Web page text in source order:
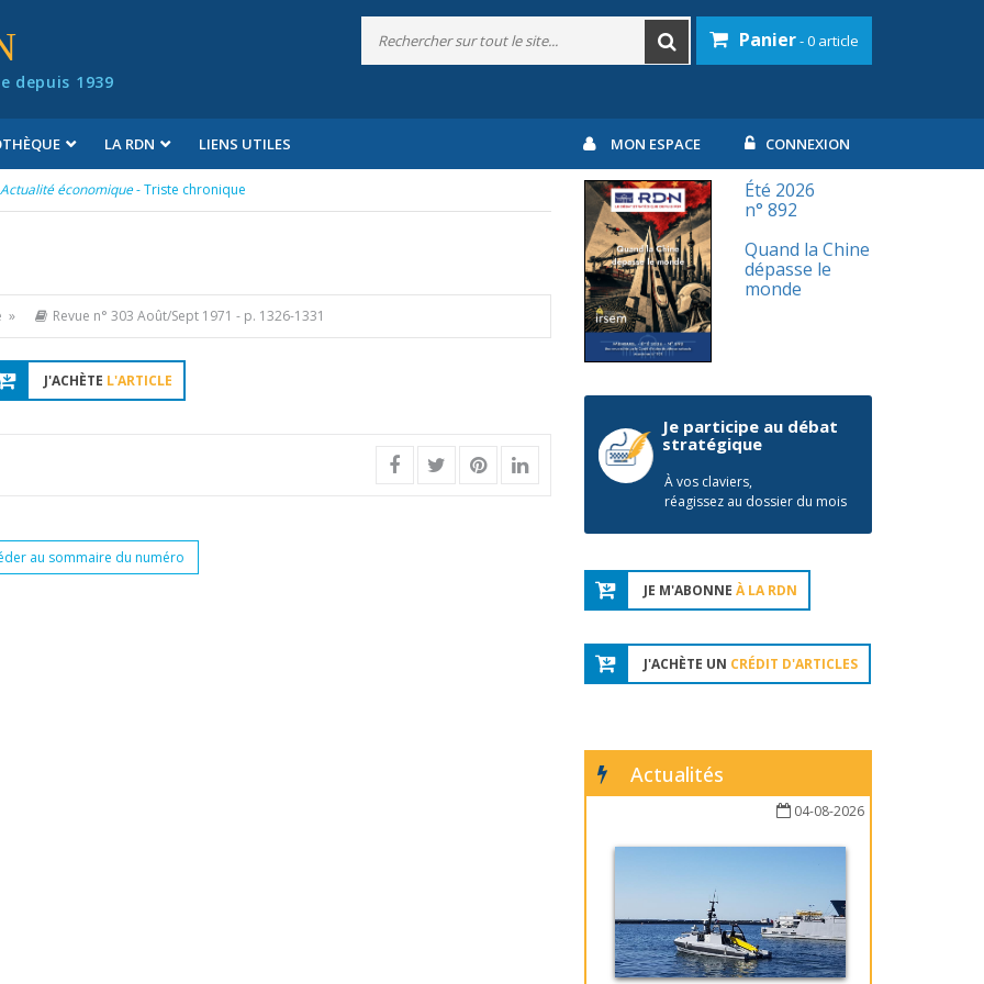
depuis 1939
Panier- 0 article
LA RDN LIENS UTILES MON ESPACE CONNEXION
Actualité économique- Triste chronique
» Revue n° 303 Août/Sept 1971 - p. 1326-1331
J'ACHÈTE L'ARTICLE
au sommaire du numéro
Été 2026
n° 892
Quand la Chine
dépasse le
monde
Je participe au débat
stratégique
À vos claviers,
réagissez au dossier du mois
JE M'ABONNE À LA RDN
J'ACHÈTE UN CRÉDIT D'ARTICLES
Actualités
04-08-2026